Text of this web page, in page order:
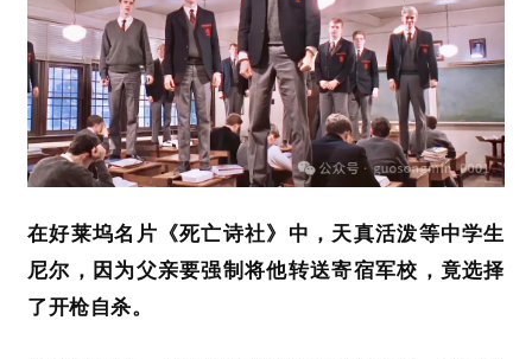
在好莱坞名片《死亡诗社》中，天真活泼等中学生
尼尔，因为父亲要强制将他转送寄宿军校，竟选择
了开枪自杀。